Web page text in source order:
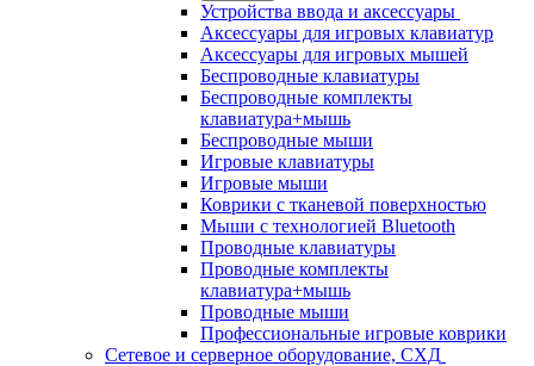
Устройства ввода и аксессуары
Аксессуары для игровых клавиатур
Аксессуары для игровых мышей
Беспроводные клавиатуры
Беспроводные комплекты
клавиатура+мышь
Беспроводные мыши
Игровые клавиатуры
Игровые мыши
Коврики с тканевой поверхностью
Мыши с технологией Bluetooth
Проводные клавиатуры
Проводные комплекты
клавиатура+мышь
Проводные мыши
Профессиональные игровые коврики
Сетевое и серверное оборудование, СХД